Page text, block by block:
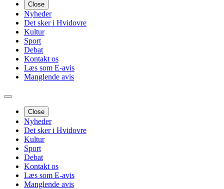
Close
Nyheder
Det sker i Hvidovre
Kultur
Sport
Debat
Kontakt os
Læs som E-avis
Manglende avis
Close
Nyheder
Det sker i Hvidovre
Kultur
Sport
Debat
Kontakt os
Læs som E-avis
Manglende avis